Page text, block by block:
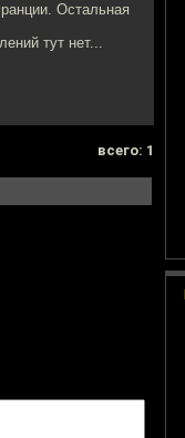
Остальная
тут нет...
всего: 1